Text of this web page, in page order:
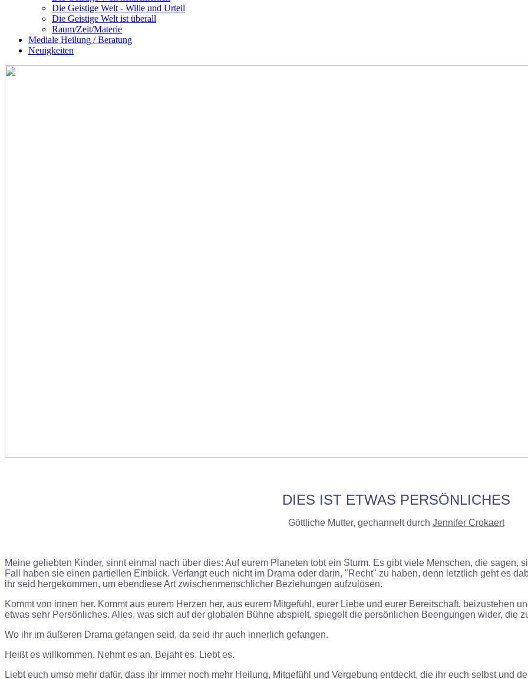
Die Geistige Welt - Wille und Urteil
Die Geistige Welt ist überall
Raum/Zeit/Materie
Mediale Heilung / Beratung
Neuigkeiten
DIES IST ETWAS PERSÖNLICHES
Göttliche Mutter, gechannelt durch Jennifer Crokaert
Meine geliebten Kinder, sinnt einmal nach über dies: Auf eurem Planeten tobt ein Sturm. Es gibt viele Menschen, die sagen,
Fall haben sie einen partiellen Einblick. Verfangt euch nicht im Drama oder darin, "Recht" zu haben, denn letztlich geht es
ihr seid hergekommen, um ebendiese Art zwischenmenschlicher Beziehungen aufzulösen.
Kommt von innen her. Kommt aus eurem Herzen her, aus eurem Mitgefühl, eurer Liebe und eurer Bereitschaft, beizustehen
etwas sehr Persönliches. Alles, was sich auf der globalen Bühne abspielt, spiegelt die persönlichen Beengungen wider, die
Wo ihr im äußeren Drama gefangen seid, da seid ihr auch innerlich gefangen.
Heißt es willkommen. Nehmt es an. Bejaht es. Liebt es.
Liebt euch umso mehr dafür, dass ihr immer noch mehr Heilung, Mitgefühl und Vergebung entdeckt, die ihr euch selbst und